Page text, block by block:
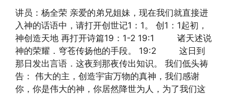
讲员：杨全荣 亲爱的弟兄姐妹，现在我们就直接进
入神的话语中，请打开创世记1：1。 创1：1起初，
神创造天地 再打开诗篇19：1-2 19:1 诸天述说
神的荣耀．穹苍传扬他的手段。 19:2 这日到
那日发出言语．这夜到那夜传出知识。 我们低头祷
告： 伟大的主，创造宇宙万物的真神，我们感谢
你，你是伟大的神，你居然降世为人，为了我们这